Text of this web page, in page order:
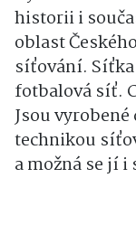
Výstava ve
historii i
oblast
síťování.
fotbalová síť.
Jsou
technikou